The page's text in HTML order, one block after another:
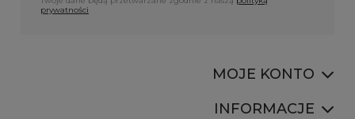
prywatności
MOJE KONTO
INFORMACJE